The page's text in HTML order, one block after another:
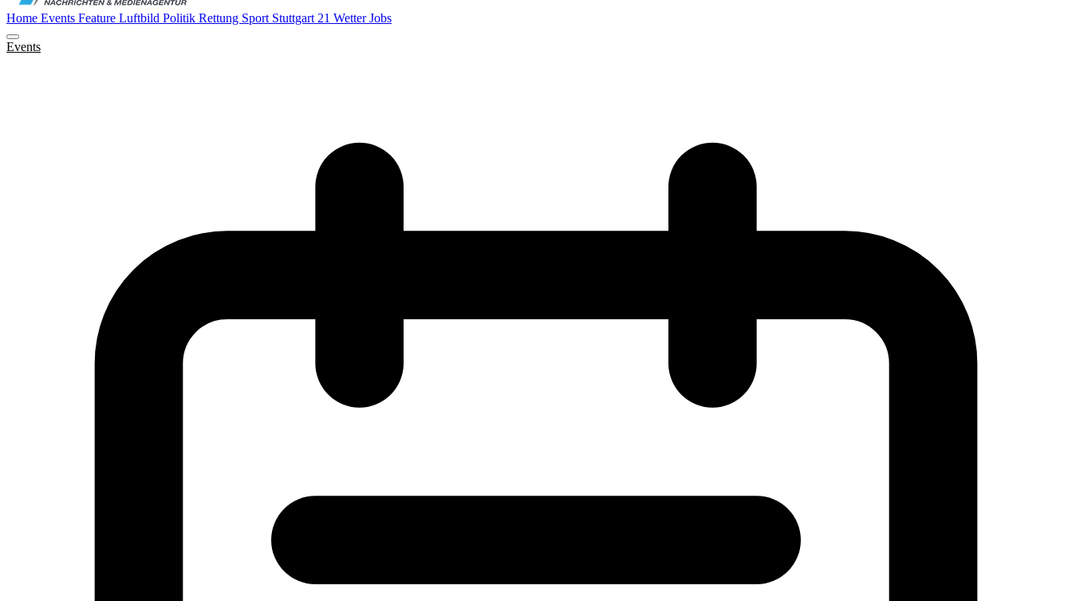
Home Events Feature Luftbild Politik Rettung Sport Stuttgart 21 WetterJobs
Events